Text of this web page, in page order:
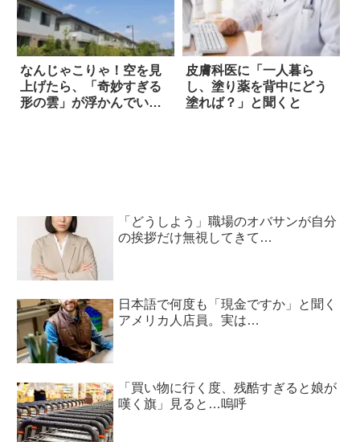
なんじゃこりゃ！空を見
上げたら、「奇妙すぎる
形の雲」が浮かんでい
皮膚科医に「一人暮ら
し、塗り薬を背中にどう
塗れば？」と聞くと
「どうしよう」職場のオバサンが自分
の挨拶だけ無視してきて…
日本語で何度も「現金ですか」と聞く
アメリカ人店員。実は…
「買い物に行く度、残酷すぎると娘が
嘆く旗」見ると…嗚呼